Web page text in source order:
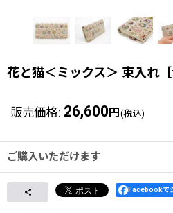
花と猫＜ミックス＞ 束入れ［t
販売価格: 26,600 円 (税込)
ご購入いただけます
Facebookで